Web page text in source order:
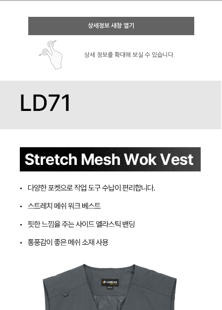
상세정보 새창 열기
상세 정보를 확대해 보실 수 있습니다.